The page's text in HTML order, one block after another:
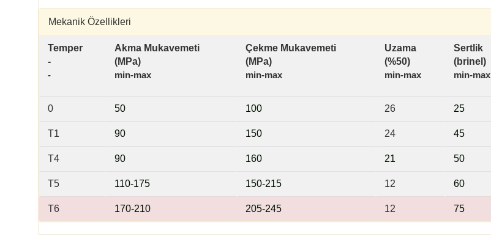
Mekanik Özellikleri
Temper
-
-
Akma Mukavemeti
(MPa)
min-max
Çekme Mukavemeti
(MPa)
min-max
Uzama
(%50)
min-max
Sertlik
(brinel)
min-max
0 50 100 26 25
T1 90 150 24 45
T4 90 160 21 50
T5 110-175 150-215 12 60
T6 170-210 205-245 12 75